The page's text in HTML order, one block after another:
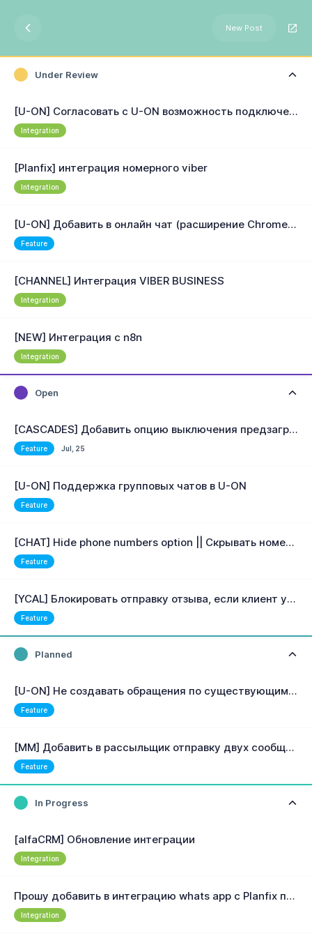
New Post
Under Review
[U-ON] Согласовать с U-ON возможность подключения более 1-ого общего номера для автоматических рассылок из CRM (сделать разделение по офисам для автоматических сообщений)
Integration
[Planfix] интеграция номерного viber
Integration
[U-ON] Добавить в онлайн чат (расширение Chrome) 2 кнопки: 1-ую на карточку клиента, 2-ую (если возможно) на последнее обращение или заявку по клиенту
Feature
[CHANNEL] Интеграция VIBER BUSINESS
Integration
[NEW] Интеграция с n8n
Integration
Open
[CASCADES] Добавить опцию выключения предзагрузки ссылки в мессенджерах
Feature Jul, 25
[U-ON] Поддержка групповых чатов в U-ON
Feature
[CHAT] Hide phone numbers option || Скрывать номера телефонов в чате
Feature
[YCAL] Блокировать отправку отзыва, если клиент уже оставил отзыв
Feature
Planned
[U-ON] Не создавать обращения по существующим туристам
Feature
[MM] Добавить в рассыльщик отправку двух сообщений на один номер с задержкой
Feature
In Progress
[alfaCRM] Обновление интеграции
Integration
Прошу добавить в интеграцию whats app с Planfix передачу статусов сообщения - "не доставлено" ( одна галочка), "доставлено" ( 2 галочки), "прочитано" ( две синие галочки)
Integration